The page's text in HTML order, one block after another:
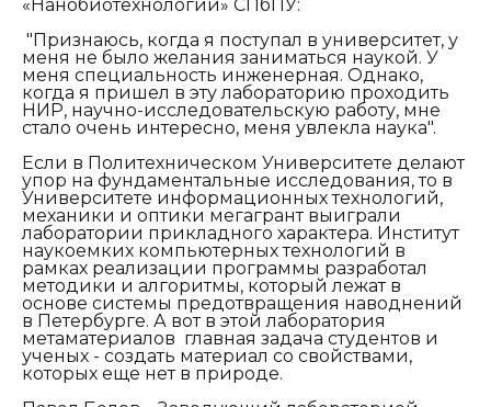
«Нанобиотехнологии» СПбПУ:
"Признаюсь, когда я поступал в университет, у
меня не было желания заниматься наукой. У
меня специальность инженерная. Однако,
когда я пришел в эту лабораторию проходить
НИР, научно-исследовательскую работу, мне
стало очень интересно, меня увлекла наука".
Если в Политехническом Университете делают
упор на фундаментальные исследования, то в
Университете информационных технологий,
механики и оптики мегагрант выиграли
лаборатории прикладного характера. Институт
наукоемких компьютерных технологий в
рамках реализации программы разработал
методики и алгоритмы, который лежат в
основе системы предотвращения наводнений
в Петербурге. А вот в этой лаборатория
метаматериалов главная задача студентов и
ученых - создать материал со свойствами,
которых еще нет в природе.